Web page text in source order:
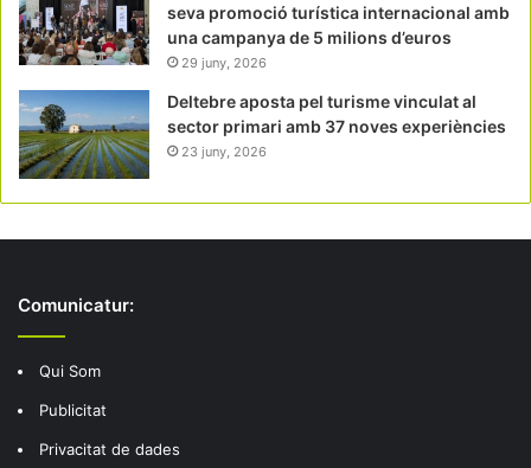
seva promoció turística internacional amb
una campanya de 5 milions d’euros
29 juny, 2026
Deltebre aposta pel turisme vinculat al
sector primari amb 37 noves experiències
23 juny, 2026
Comunicatur:
Qui Som
Publicitat
Privacitat de dades